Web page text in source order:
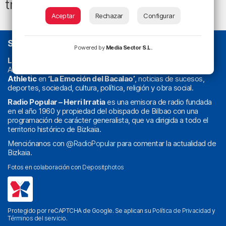
tráfico en Bizkaia
SOBRE NOSOTROS
La radio sin cadenas
Actualidad y
Athleticen‘La Emoción del Bacalao’, noticias de sucesos,
deportes, sociedad, cultura, política, religión y obra social.
Radio Popular – Herri Irratiaes una emisora de radio fundada
en el año 1960 y propiedad del obispado de Bilbao con una
programación de carácter generalista, que va dirigida a todo el
territorio histórico de Bizkaia.
Menciónanos con @RadioPopularpara comentar la actualidad de
Bizkaia.
Fotos en colaboración con Depositphotos
Protegido por reCAPTCHA de Google. Se aplican su Política de Privacidad y
Términos del servicio.
Aceptar Rechazar Configurar
Powered by Media Sector S.L.